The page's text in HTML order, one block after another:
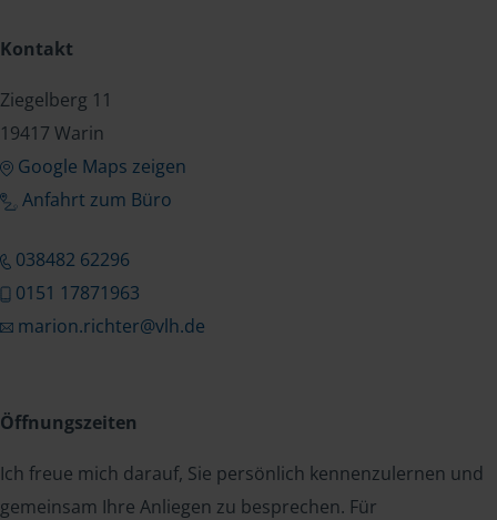
Kontakt
Ziegelberg 11
19417 Warin
Google Maps zeigen
Anfahrt zum Büro
038482 62296
0151 17871963
marion.richter@vlh.de
Öffnungszeiten
Ich freue mich darauf, Sie persönlich kennenzulernen und
gemeinsam Ihre Anliegen zu besprechen. Für